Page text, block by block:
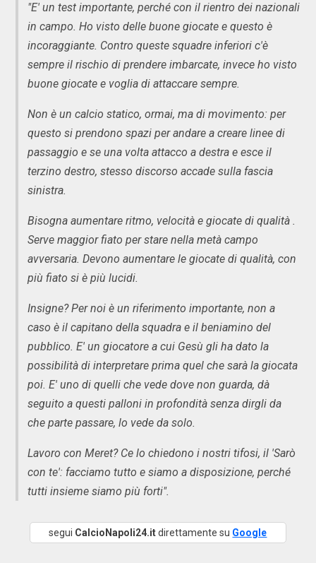
"E' un test importante, perché con il rientro dei nazionali
in campo. Ho visto delle buone giocate e questo è
incoraggiante. Contro queste squadre inferiori c'è
sempre il rischio di prendere imbarcate, invece ho visto
buone giocate e voglia di attaccare sempre.
Non è un calcio statico, ormai, ma di movimento: per
questo si prendono spazi per andare a creare linee di
passaggio e se una volta attacco a destra e esce il
terzino destro, stesso discorso accade sulla fascia
sinistra.
Bisogna aumentare ritmo, velocità e giocate di qualità .
Serve maggior fiato per stare nella metà campo
avversaria. Devono aumentare le giocate di qualità, con
più fiato si è più lucidi.
Insigne? Per noi è un riferimento importante, non a
caso è il capitano della squadra e il beniamino del
pubblico. E' un giocatore a cui Gesù gli ha dato la
possibilità di interpretare prima quel che sarà la giocata
poi. E' uno di quelli che vede dove non guarda, dà
seguito a questi palloni in profondità senza dirgli da
che parte passare, lo vede da solo.
Lavoro con Meret? Ce lo chiedono i nostri tifosi, il 'Sarò
con te': facciamo tutto e siamo a disposizione, perché
tutti insieme siamo più forti".
segui CalcioNapoli24.itdirettamente su Google